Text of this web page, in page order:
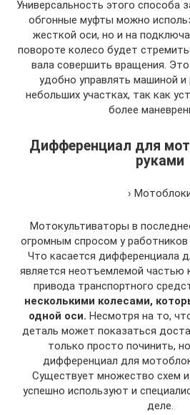
Универсальность этого способа
обгонные муфты можно
жесткой оси, но и на
повороте колесо будет
вала совершить вращения.
удобно управлять машиной
небольших участках, так как
более
Дифференциал для
руками
›
Мотокультиваторы в
огромным спросом у работников
Что касается дифференциала
является неотъемлемой частью
привода транспортного
несколькими колесами,
одной оси. Несмотря на то,
деталь может показаться
только просто починить,
дифференциал для
Существует множество схем
успешно используют и
деле.